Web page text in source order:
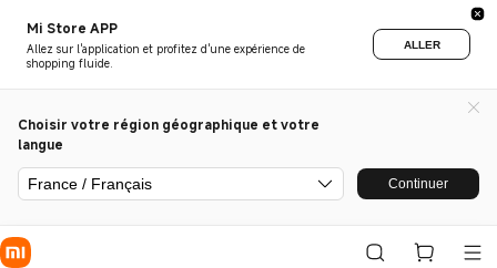
Mi Store APP
Allez sur l'application et profitez d'une expérience de
shopping fluide.
ALLER
Choisir votre région géographique et votre
langue
France / Français Continuer